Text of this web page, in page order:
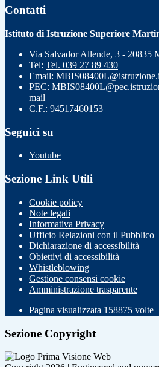
Contatti
Istituto di Istruzione Superiore
Via Salvador Allende, 3 - 20835
Tel: Tel. 039 27 89 430
Email:
PEC:
mail
C.F.: 94517460153
Seguici su
Youtube
Sezione Link Utili
Cookie policy
Note legali
Informativa Privacy
Ufficio Relazioni con il Pubblico
Dichiarazione di accessibilità
Obiettivi di accessibilità
Whistleblowing
Gestione consensi cookie
Amministrazione trasparente
Pagina visualizzata 158875 volte
Sezione Copyright